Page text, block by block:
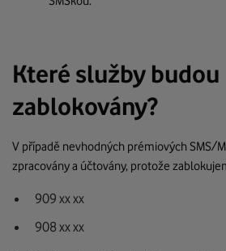
Které služby budou
zablokovány?
V případě nevhodných prémiových SMS/
zpracovány a účtovány, protože
909 xx xx
908 xx xx